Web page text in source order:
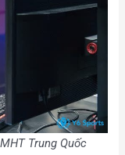
Trung Quốc